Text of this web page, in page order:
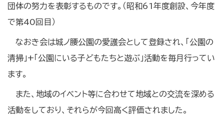
団体の努力を表彰するものです。（昭和61年度創設、今年度
で第40回目）
なおき会は城ノ腰公園の愛護会として登録され、「公園の
清掃」+「公園にいる子どもたちと遊ぶ」活動を毎月行ってい
ます。
また、地域のイベント等に合わせて地域との交流を深める
活動をしており、それらが今回高く評価されました。